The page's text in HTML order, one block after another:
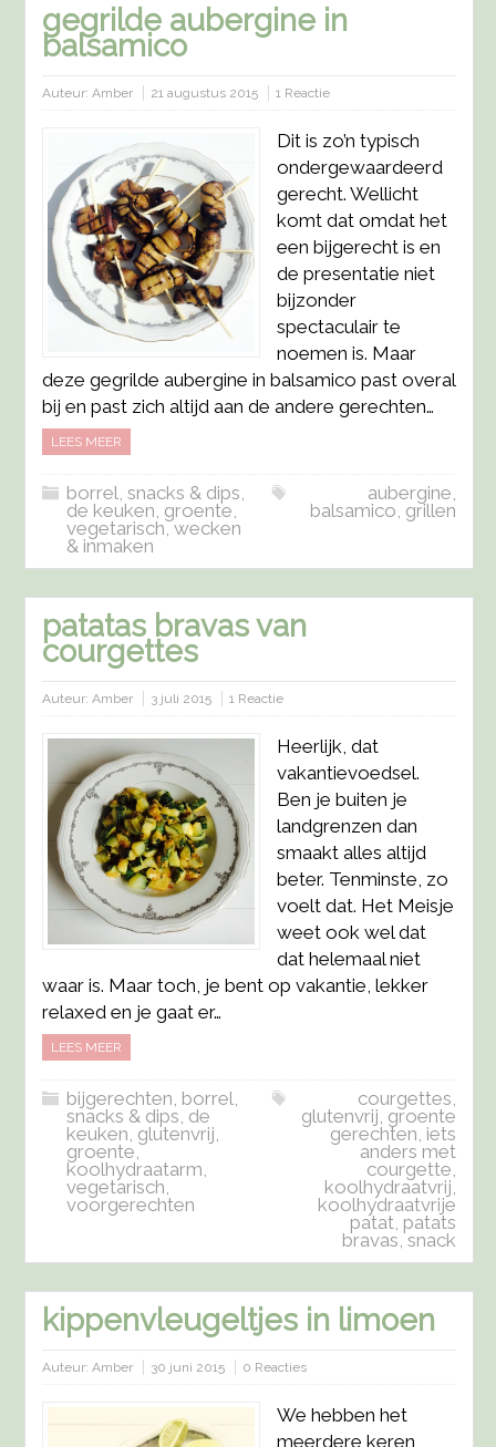
gegrilde aubergine in
balsamico
Auteur: Amber 21 augustus 2015 1 Reactie
Dit is zo’n typisch
ondergewaardeerd
gerecht. Wellicht
komt dat omdat het
een bijgerecht is en
de presentatie niet
bijzonder
spectaculair te
noemen is. Maar
deze gegrilde aubergine in balsamico past overal
bij en past zich altijd aan de andere gerechten…
LEES MEER
borrel, snacks & dips
de keuken groente
vegetarisch,wecken
& inmaken
aubergine
balsamico grillen
patatas bravas van
courgettes
Auteur: Amber 3 juli 2015 1 Reactie
Heerlijk, dat
vakantievoedsel.
Ben je buiten je
landgrenzen dan
smaakt alles altijd
beter. Tenminste, zo
voelt dat. Het Meisje
weet ook wel dat
dat helemaal niet
waar is. Maar toch, je bent op vakantie, lekker
relaxed en je gaat er…
LEES MEER
bijgerechten borrel,
snacks & dips de
keuken glutenvrij
groente ,
koolhydraatarm
vegetarisch
voorgerechten
courgettes
glutenvrij groente
gerechten iets
anders met
courgette
koolhydraatvrij
koolhydraatvrije
patat patats
bravas ,snack
kippenvleugeltjes in limoen
Auteur: Amber 30 juni 2015 0 Reacties
We hebben het
meerdere keren